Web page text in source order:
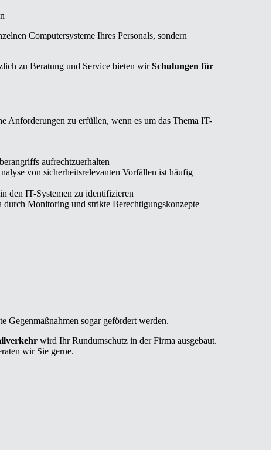
Computersysteme Ihres Personals, sondern
zu Beratung und Service bieten wirSchulungen für
Anforderungen zu erfüllen, wenn es um das Thema IT-
aufrechtzuerhalten
von sicherheitsrelevanten Vorfällen ist häufig
den IT-Systemen zu identifizieren
Monitoring und strikte Berechtigungskonzepte
Gegenmaßnahmen sogar gefördert werden.
wird Ihr Rundumschutz in der Firma ausgebaut.
wir Sie gerne.